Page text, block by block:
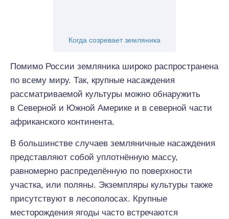
Когда созревает земляника
Помимо России земляника широко распространена
по всему миру. Так, крупные насаждения
рассматриваемой культуры можно обнаружить
в Северной и Южной Америке и в северной части
африканского континента.
В большинстве случаев земляничные насаждения
представляют собой уплотнённую массу,
равномерно распределённую по поверхности
участка, или поляны. Экземпляры культуры также
присутствуют в лесополосах. Крупные
месторождения ягоды часто встречаются